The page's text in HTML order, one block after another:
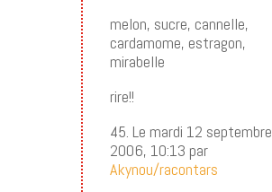
melon, sucre, cannelle,
cardamome, estragon,
mirabelle
rire!!
45. Le mardi 12 septembre
2006, 10:13 par
Akynou/racontars